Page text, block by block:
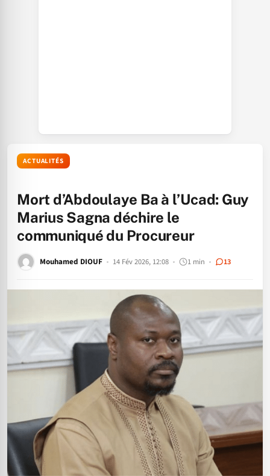
ACTUALITÉS
Mort d’Abdoulaye Ba à l’Ucad: Guy
Marius Sagna déchire le
communiqué du Procureur
Mouhamed DIOUF 14 Fév 2026, 12:08 1 min 13